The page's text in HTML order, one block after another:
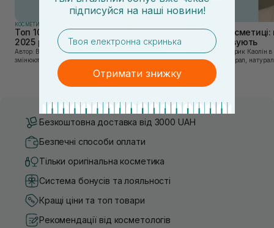
КОСМЕТИКА
Топ 10 брендів доглядової косметики у
2025 році
Автор: Віка Нагорна У сучасному світі, де тренди
змінюються зі швидкістю світла, а ринок популярної
косметики переповнений новими пропозиціями, вибір
засобу для себе стає справжнім викликом. 2025 р...
Каолін в
використовують
Автор: Юлія Цебрик Каолін в косметології – це
природний мінерал,
безліч переваг для шкіри
завдяки великій кількості
Безкоштовна доставка від 3000 UAH
Безпечні способи оплати
Тільки оригінальна косметика
Система бонусів та лояльності
Кращі ціни та топ товари
Рекомендації від косметологів
підписуйся на наші новини!
email
Отримати знижку